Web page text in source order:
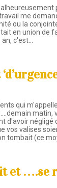
me
ou la
en union de
c'est…
qui
d'avoir négligé
vos valises
tombait (ce
et ….se